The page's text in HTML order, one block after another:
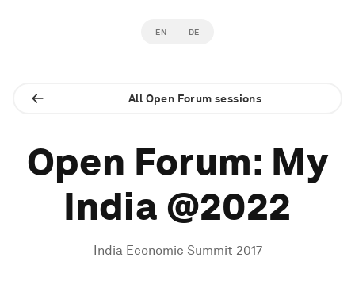
EN DE
All Open Forum sessions
Open Forum: My
India @2022
India Economic Summit 2017